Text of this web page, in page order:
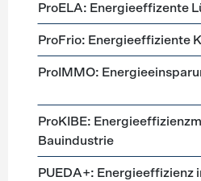
ProELA: Energieeffizente
ProFrio: Energieeffiziente
ProIMMO:
ProKIBE:
Bauindustrie
PUEDA+: Energieeffizienz